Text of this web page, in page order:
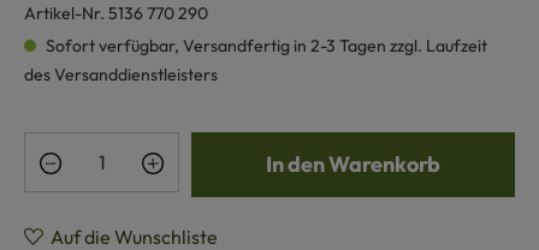
Artikel-Nr. 5136 770 290
Sofort verfügbar, Versandfertig in 2-3 Tagen zzgl. Laufzeit
des Versanddienstleisters
Produkt Anzahl: Gib den gewünschten
In den Warenkorb
Auf die Wunschliste